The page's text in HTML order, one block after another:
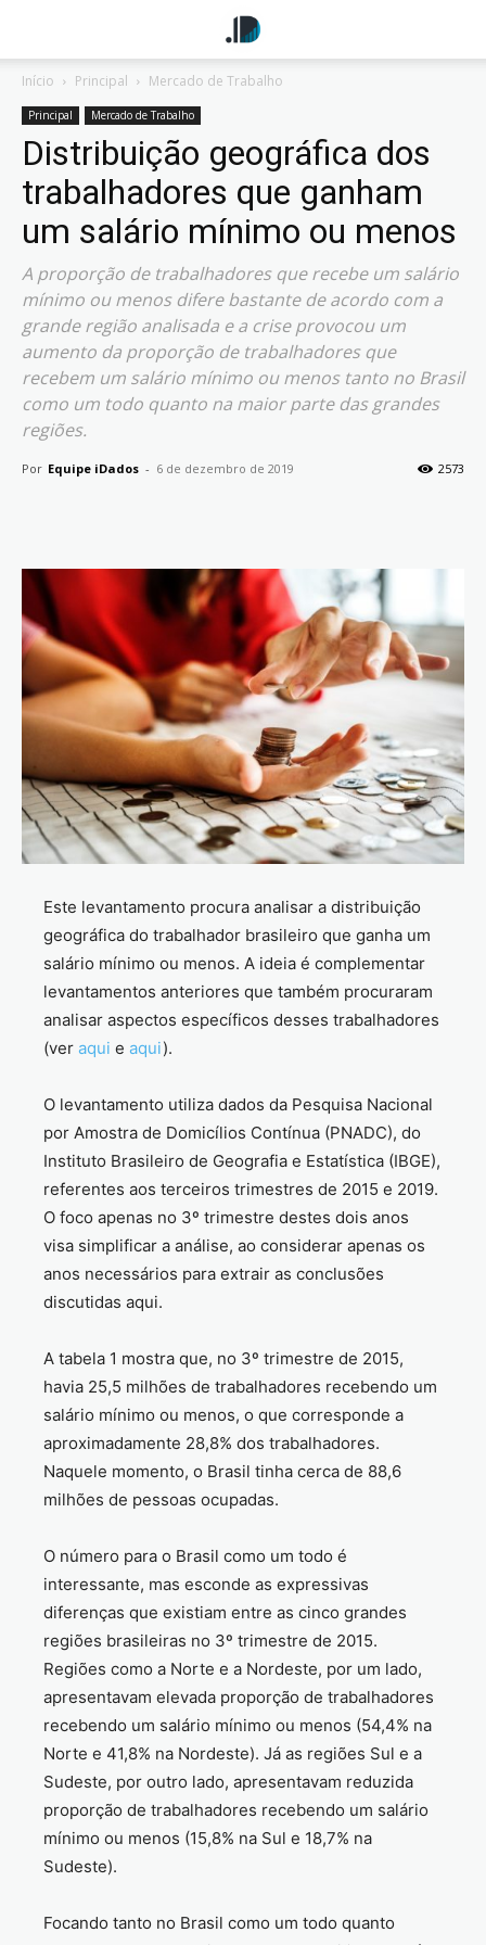
Início Principal Mercado de Trabalho
Principal Mercado de Trabalho
Distribuição geográfica dos
trabalhadores que ganham
um salário mínimo ou menos
A proporção de trabalhadores que recebe um salário
mínimo ou menos difere bastante de acordo com a
grande região analisada e a crise provocou um
aumento da proporção de trabalhadores que
recebem um salário mínimo ou menos tanto no Brasil
como um todo quanto na maior parte das grandes
regiões.
Por Equipe iDados - 6 de dezembro de 2019 2573
Este levantamento procura analisar a distribuição
geográfica do trabalhador brasileiro que ganha um
salário mínimo ou menos. A ideia é complementar
levantamentos anteriores que também procuraram
analisar aspectos específicos desses trabalhadores
(ver aqui e aqui).
O levantamento utiliza dados da Pesquisa Nacional
por Amostra de Domicílios Contínua (PNADC), do
Instituto Brasileiro de Geografia e Estatística (IBGE),
referentes aos terceiros trimestres de 2015 e 2019.
O foco apenas no 3º trimestre destes dois anos
visa simplificar a análise, ao considerar apenas os
anos necessários para extrair as conclusões
discutidas aqui.
A tabela 1 mostra que, no 3º trimestre de 2015,
havia 25,5 milhões de trabalhadores recebendo um
salário mínimo ou menos, o que corresponde a
aproximadamente 28,8% dos trabalhadores.
Naquele momento, o Brasil tinha cerca de 88,6
milhões de pessoas ocupadas.
O número para o Brasil como um todo é
interessante, mas esconde as expressivas
diferenças que existiam entre as cinco grandes
regiões brasileiras no 3º trimestre de 2015.
Regiões como a Norte e a Nordeste, por um lado,
apresentavam elevada proporção de trabalhadores
recebendo um salário mínimo ou menos (54,4% na
Norte e 41,8% na Nordeste). Já as regiões Sul e a
Sudeste, por outro lado, apresentavam reduzida
proporção de trabalhadores recebendo um salário
mínimo ou menos (15,8% na Sul e 18,7% na
Sudeste).
Focando tanto no Brasil como um todo quanto